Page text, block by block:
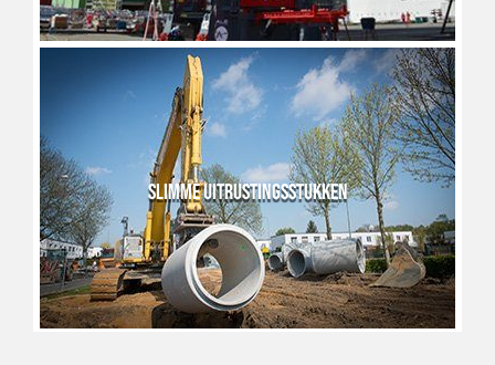
SLIMME UITRUSTINGSSTUKKEN